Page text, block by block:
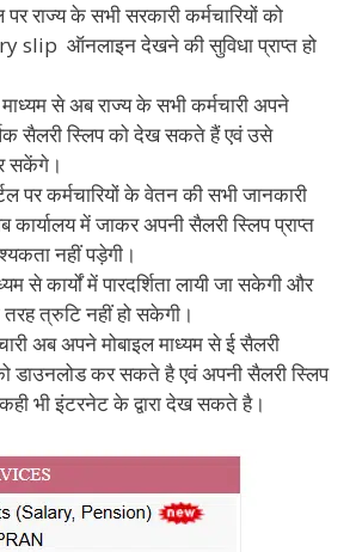
पर राज्य के सभी सरकारी कर्मचारियों को
slip ऑनलाइन देखने की सुविधा प्राप्त हो
से अब राज्य के सभी कर्मचारी अपने
सैलरी स्लिप को देख सकते हैं एवं उसे
सकेंगे।
पर कर्मचारियों के वेतन की सभी जानकारी
कार्यालय में जाकर अपनी सैलरी स्लिप प्राप्त
नहीं पड़ेगी।
से कार्यों में पारदर्शिता लायी जा सकेगी और
तरह त्रुटि नहीं हो सकेगी।
अब अपने मोबाइल माध्यम से ई सैलरी
डाउनलोड कर सकते है एवं अपनी सैलरी स्लिप
भी इंटरनेट के द्वारा देख सकते है।